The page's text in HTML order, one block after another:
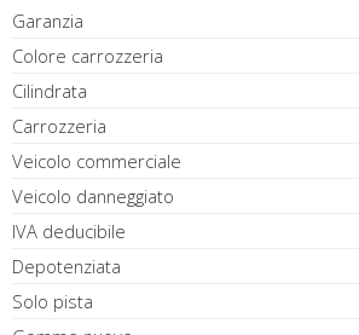
Garanzia
Colore carrozzeria
Cilindrata
Carrozzeria
Veicolo commerciale
Veicolo danneggiato
IVA deducibile
Depotenziata
Solo pista